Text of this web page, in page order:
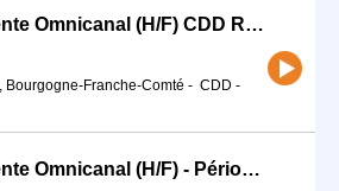
Conseiller-ère Vente Omnicanal (H/F) CDD Rayon cycle / pêche
Bourgogne-Franche-Comté - CDD -
Conseiller-ère Vente Omnicanal (H/F) - Période Estivale (Juin / Septembre)